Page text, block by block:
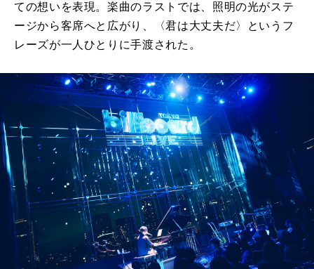
ての想いを表現。楽曲のラストでは、照明の光がステ
ージから客席へと広がり、〈君は大丈夫だ〉というフ
レーズが一人ひとりに手渡された。